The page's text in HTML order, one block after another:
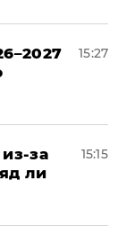
15:27
за
ли
15:15